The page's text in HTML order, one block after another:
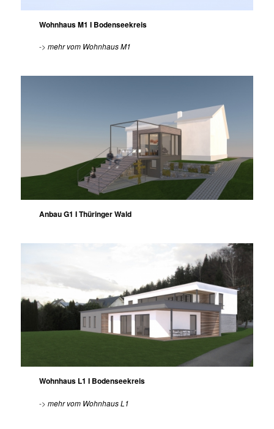
Wohnhaus M1 I Bodenseekreis
->mehr vom Wohnhaus M1
Anbau G1 I Thüringer Wald
Wohnhaus L1 I Bodenseekreis
->mehr vom Wohnhaus L1